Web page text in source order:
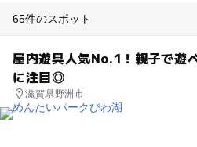
65件のスポット
屋内遊具人気No.1！親子で遊
に注目◎
滋賀県野洲市